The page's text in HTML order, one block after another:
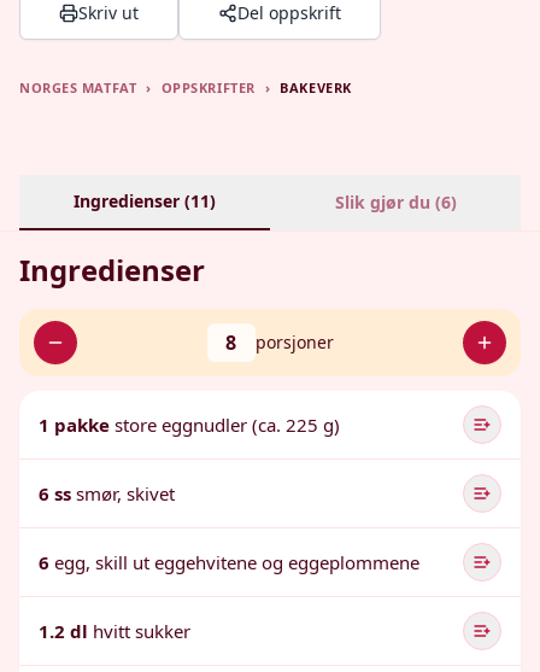
Skriv ut Del oppskrift
NORGES MATFAT › OPPSKRIFTER › BAKEVERK
Ingredienser (11) Slik gjør du (6)
Ingredienser
8 porsjoner
1 pakke store eggnudler (ca. 225 g)
6 ss smør, skivet
6 egg, skill ut eggehvitene og eggeplommene
1.2 dl hvitt sukker